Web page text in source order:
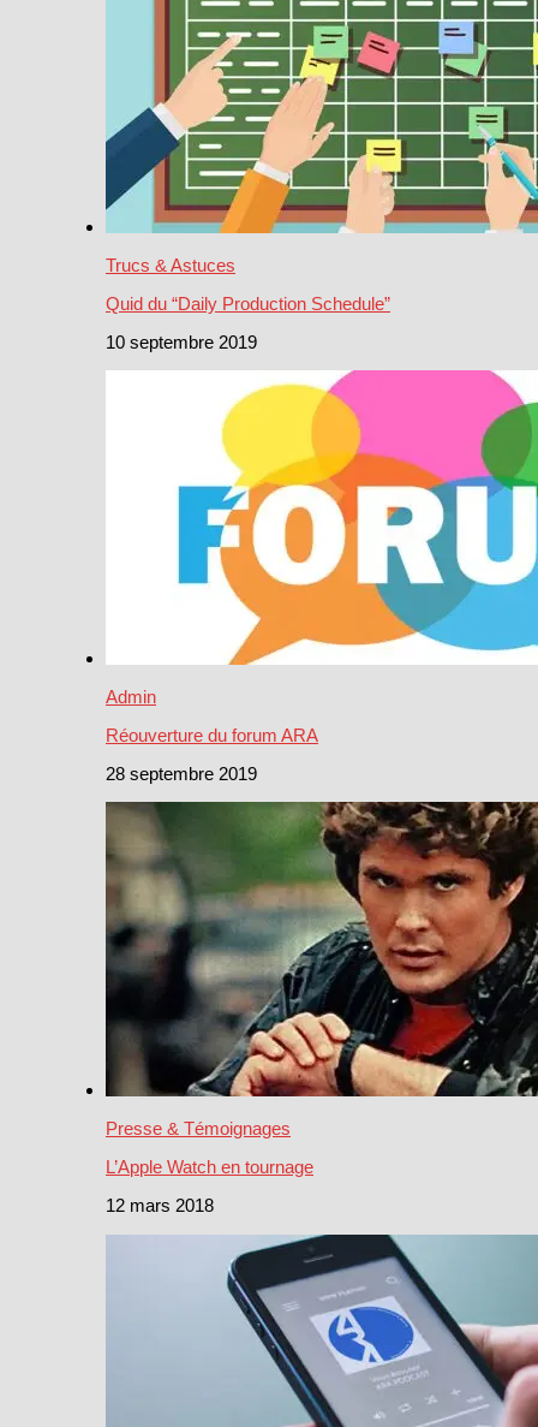
Trucs & Astuces
Quid du “Daily Production Schedule”
10 septembre 2019
Admin
Réouverture du forum ARA
28 septembre 2019
Presse & Témoignages
L’Apple Watch en tournage
12 mars 2018